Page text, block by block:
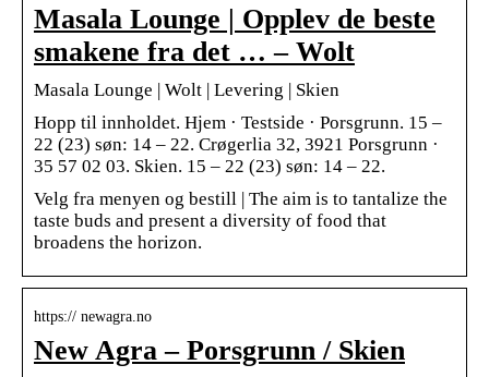
Masala Lounge | Opplev de beste
smakene fra det … – Wolt
Masala Lounge | Wolt | Levering | Skien
Hopp til innholdet. Hjem · Testside · Porsgrunn. 15 –
22 (23) søn: 14 – 22. Crøgerlia 32, 3921 Porsgrunn ·
35 57 02 03. Skien. 15 – 22 (23) søn: 14 – 22.
Velg fra menyen og bestill | The aim is to tantalize the
taste buds and present a diversity of food that
broadens the horizon.
https:// newagra.no
New Agra – Porsgrunn / Skien